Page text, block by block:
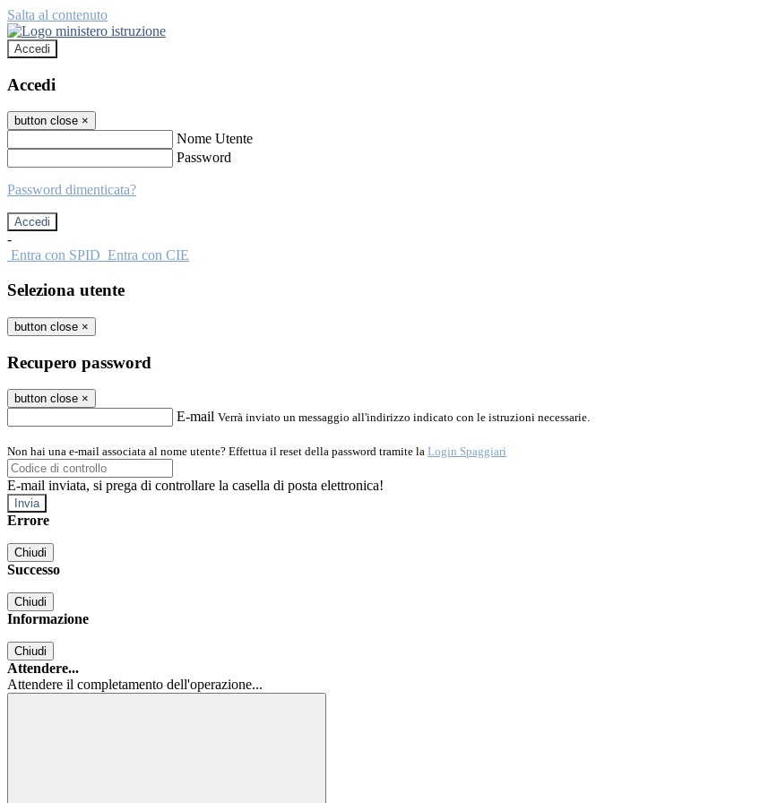
Salta al contenuto
Accedi
Accedi
button close ×
Nome Utente
Password
Password dimenticata?
-
Entra con SPID Entra con CIE
Seleziona utente
button close ×
Recupero password
button close ×
E-mail Verrà inviato un messaggio all'indirizzo indicato con le istruzioni necessarie.
Non hai una e-mail associata al nome utente? Effettua il reset della password tramite la Login Spaggiari
E-mail inviata, si prega di controllare la casella di posta elettronica!
Errore
Chiudi
Successo
Chiudi
Informazione
Chiudi
Attendere...
Attendere il completamento dell'operazione...